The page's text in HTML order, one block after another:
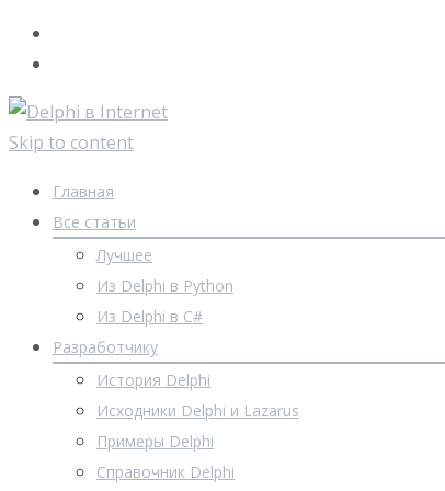
Skip to content
Главная
Все статьи
Лучшее
Из Delphi в Python
Из Delphi в C#
Разработчику
История Delphi
Исходники Delphi и Lazarus
Примеры Delphi
Справочник Delphi